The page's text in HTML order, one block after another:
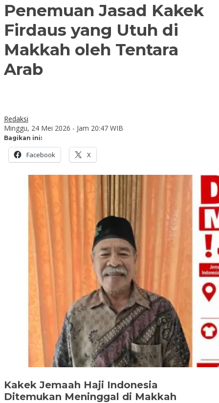
Penemuan Jasad Kakek
Firdaus yang Utuh di
Makkah oleh Tentara
Arab
Redaksi
Minggu, 24 Mei 2026 - Jam 20:47 WIB
Bagikan ini:
Facebook X
Kakek Jemaah Haji Indonesia
Ditemukan Meninggal di Makkah